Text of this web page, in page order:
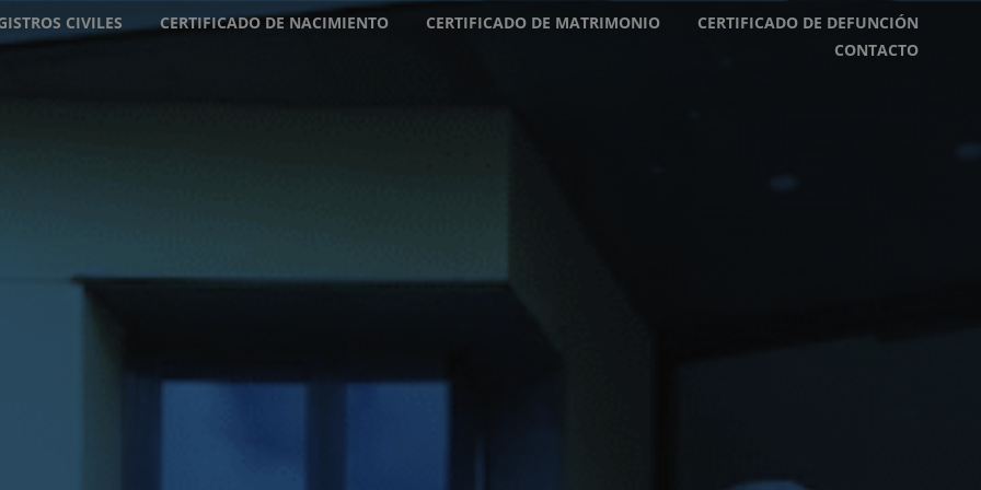
CIVILES CERTIFICADO DE NACIMIENTO CERTIFICADO DE MATRIMONIO
CERTIFICADO DE DEFUNCIÓN
CONTACTO